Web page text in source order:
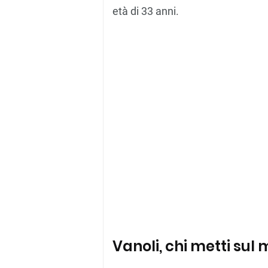
età di 33 anni.
Vanoli, chi metti sul